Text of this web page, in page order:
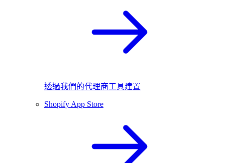
透過我們的代理商工具建置
Shopify App Store